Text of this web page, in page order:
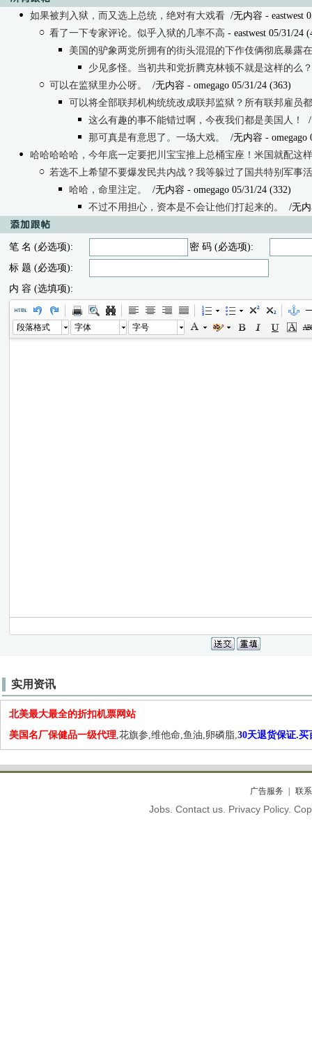
如果被判入狱，而又选上总统，绝对有大戏看 /无内容 - eastwest
看了一下专家评论。似乎入狱的几率不高 - eastwest 05/31/24
美国的驴象两党所拥有的街头混混的下作伎俩彻底暴露在世
少见多怪。当初共和党折腾克林顿不就是这样的么？
可以在监狱里办公呀。
/无内容 - omegago 05/31/24 (363)
可以将全部联邦机构统统改成联邦监狱？所有联邦雇员
这么有趣的事不能错过啊，今夜我们都是美国人！
那可真是有意思了。一场大戏。
/无内容 - omegago
哈哈哈哈哈，今年底一定要把川宝宝推上总桶宝座！米国就配这
若选不上希望不要爆发民共内战？我等躲过了国共特别军事
哈哈，命里注定。
/无内容 - omegago 05/31/24 (332)
不过不用担心，资本是不会让他们打起来的。
/无
笔 名 (必选项):
密 码 (必选项):
标 题 (必选项):
内 容 (选填项):
段落格式 字体 字号
实用资讯
北美最大最全的折扣机票网站
美国名厂保健品一级代理,花旗参,维他命,鱼油,卵磷脂,30天退货保证.买
广告服务 联
Jobs. Contact us. Privacy Policy.